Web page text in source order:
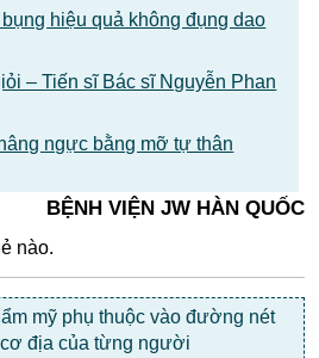
hiệu quả không đụng dao
– Tiến sĩ Bác sĩ Nguyễn Phan
ngực bằng mỡ tự thân
BỆNH VIỆN JW HÀN QUỐC
nào.
mỹ phụ thuộc vào đường nét
địa của từng người